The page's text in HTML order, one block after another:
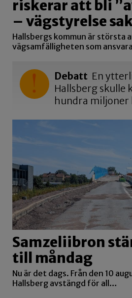
riskerar att bli
– vägstyrelse
Hallsbergs kommun är största
vägsamfälligheten som
Debatt En
Hallsberg skulle
hundra miljoner
Samzeliibron
till måndag
Nu är det dags. Från den 10
Hallsberg avstängd för all…